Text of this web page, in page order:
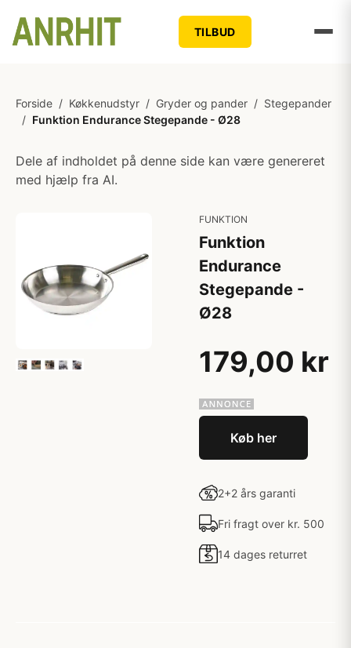
TILBUD
Forside / Køkkenudstyr / Gryder og pander / Stegepander
/ Funktion Endurance Stegepande - Ø28
Dele af indholdet på denne side kan være genereret
med hjælp fra AI.
FUNKTION
Funktion
Endurance
Stegepande -
Ø28
179,00 kr
Køb her
2+2 års garanti
Fri fragt over kr. 500
14 dages returret